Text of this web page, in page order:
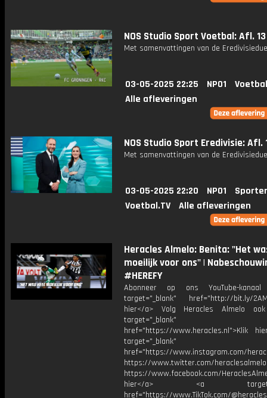
NOS Studio Sport Voetbal: Afl. 13
Met samenvattingen van de
03-05-2025 22:25 NPO1
Alle afleveringen
NOS Studio Sport Eredivisie: Afl.
Met samenvattingen van de
03-05-2025 22:20 NPO1
Voetbal.TV
Alle afleveringen
Heracles Almelo: Benita: "Het
moeilijk voor ons" |
#HEREFY
Abonneer op ons YouTube-
target="_blank" href="http://bit.ly/
hier</a> Volg Heracles Almelo
target="_blank"
href="https://www.heracles.nl">Klik
target="_blank"
href="https://www.instagram.com/
https://www.twitter.com/heraclesalmelo
https://www.facebook.com/
hier</a> <a
href="https://www.TikTok.com/